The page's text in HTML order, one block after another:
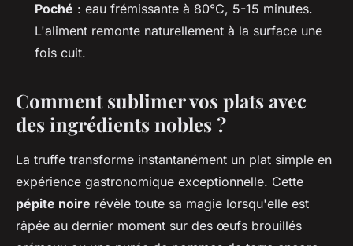
Poché : eau frémissante à 80°C, 5-15 minutes.
L'aliment remonte naturellement à la surface une
fois cuit.
Comment sublimer vos plats avec
des ingrédients nobles ?
La truffe transforme instantanément un plat simple en
expérience gastronomique exceptionnelle. Cette
pépite noire révèle toute sa magie lorsqu'elle est
râpée au dernier moment sur des œufs brouillés